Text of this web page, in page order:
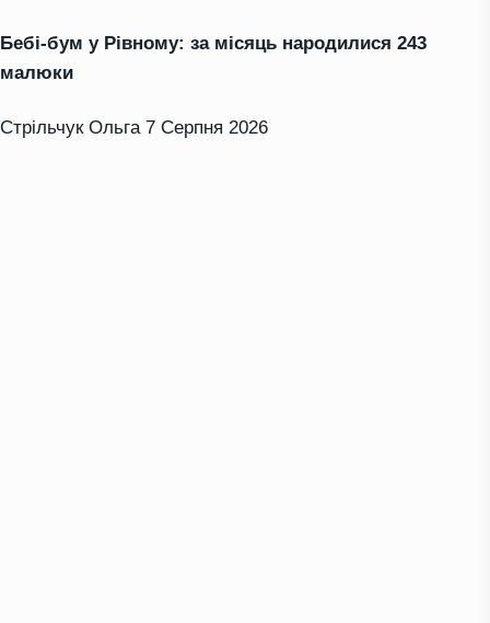
Бебі-бум у Рівному: за місяць народилися 243
малюки
Стрільчук Ольга 7 Серпня 2026